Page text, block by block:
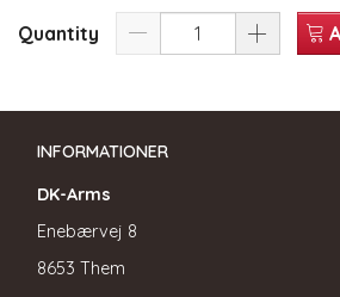
Quantity
INFORMATIONER
DK-Arms
Enebærvej 8
8653 Them